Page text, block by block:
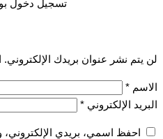
تسجيل دخول
نشر عنوان بريدك الإلكتروني.
*
الإلكتروني *
احفظ اسمي، بريدي الإلكتروني،